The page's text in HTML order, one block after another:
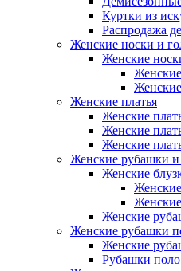
Куртки из
Распродажа
Женские носки и
Женские
Женские платья
Женские
Женские
Женские
Женские рубашки и
Женские
Женские
Женские рубашки
Женские
Рубашки